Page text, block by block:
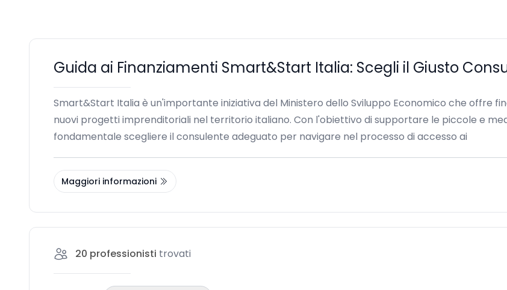
Guida ai Finanziamenti Smart&Start Italia: Scegli il Giusto
Smart&Start Italia è un'importante iniziativa del Ministero dello Sviluppo Economico che offre
nuovi progetti imprenditoriali nel territorio italiano. Con l'obiettivo di supportare le piccole e
fondamentale scegliere il consulente adeguato per navigare nel processo di accesso ai
Maggiori informazioni
20 professionisti trovati